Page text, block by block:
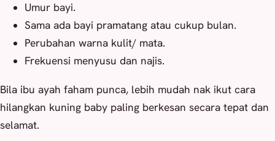
Umur bayi.
Sama ada bayi pramatang atau cukup bulan.
Perubahan warna kulit/ mata.
Frekuensi menyusu dan najis.
Bila ibu ayah faham punca, lebih mudah nak ikut cara
hilangkan kuning baby paling berkesan secara tepat dan
selamat.